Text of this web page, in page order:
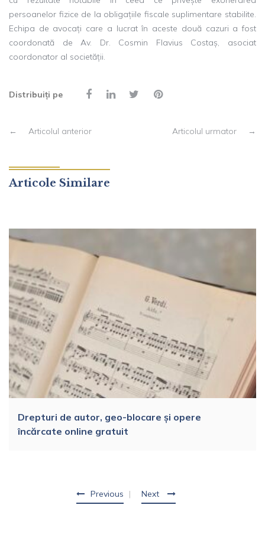
persoanelor fizice de la obligațiile fiscale suplimentare stabilite.
Echipa de avocați care a lucrat în aceste două cazuri a fost
coordonată de Av. Dr. Cosmin Flavius Costaș, asociat
coordonator al societății.
Distribuiți pe
← Articolul anterior Articolul urmator →
Previous
Articole Similare
Drepturi de autor, geo-blocare și opere
încărcate online gratuit
Next